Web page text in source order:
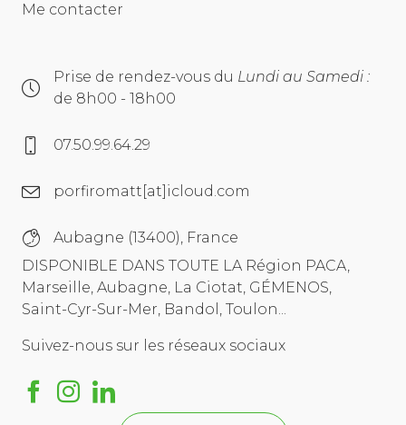
Me contacter
Prise de rendez-vous du Lundi au Samedi :
de 8h00 - 18h00
07.50.99.64.29
porfiromatt[at]icloud.com
Aubagne (13400), France
DISPONIBLE DANS TOUTE LA Région PACA,
Marseille, Aubagne, La Ciotat, GÉMENOS,
Saint-Cyr-Sur-Mer, Bandol, Toulon...
Suivez-nous sur les réseaux sociaux